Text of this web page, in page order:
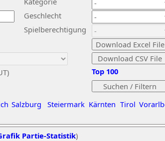
Geschlecht
Spielberechtigung
Salzburg Steiermark Kärnten Tirol
Top 100
Partie-Statistik)